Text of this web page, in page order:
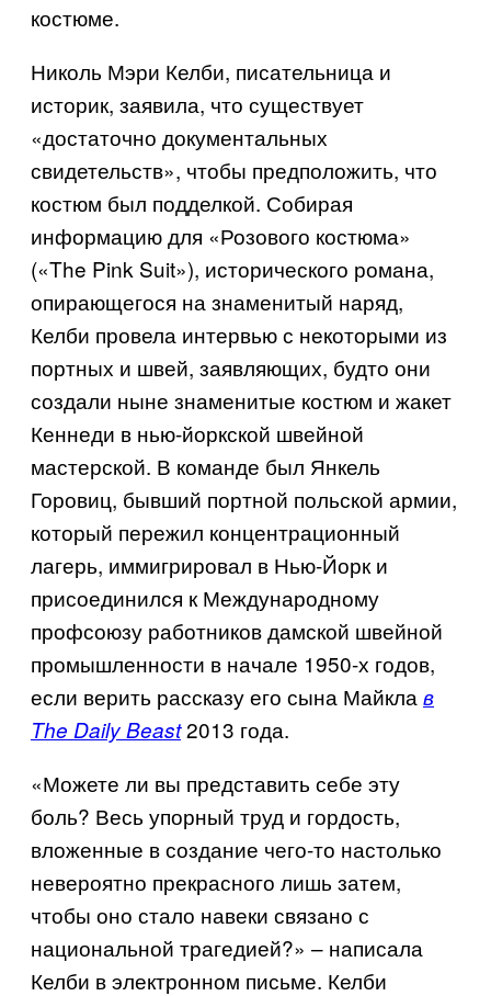
костюме.
Николь Мэри Келби, писательница и
историк, заявила, что существует
«достаточно документальных
свидетельств», чтобы предположить, что
костюм был подделкой. Собирая
информацию для «Розового костюма»
(«The Pink Suit»), исторического романа,
опирающегося на знаменитый наряд,
Келби провела интервью с некоторыми из
портных и швей, заявляющих, будто они
создали ныне знаменитые костюм и жакет
Кеннеди в нью-йоркской швейной
мастерской. В команде был Янкель
Горовиц, бывший портной польской армии,
который пережил концентрационный
лагерь, иммигрировал в Нью-Йорк и
присоединился к Международному
профсоюзу работников дамской швейной
промышленности в начале 1950-х годов,
если верить рассказу его сына Майкла в
The Daily Beast2013 года.
«Можете ли вы представить себе эту
боль? Весь упорный труд и гордость,
вложенные в создание чего-то настолько
невероятно прекрасного лишь затем,
чтобы оно стало навеки связано с
национальной трагедией?» – написала
Келби в электронном письме. Келби